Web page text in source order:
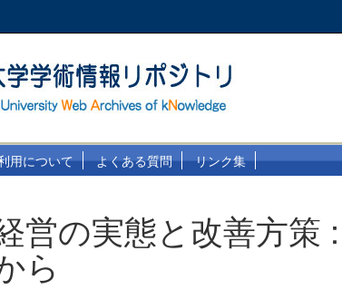
用について よくある質問 リンク集
営の実態と改善方策
ら